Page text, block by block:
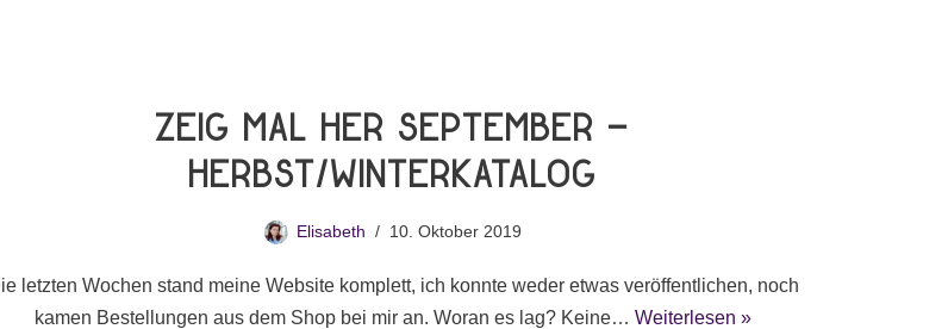
Zeig Mal Her September –
Herbst/Winterkatalog
Elisabeth 10. Oktober 2019
letzten Wochen stand meine Website komplett, ich konnte weder etwas veröffentlichen, noch
kamen Bestellungen aus dem Shop bei mir an. Woran es lag? Keine… Weiterlesen »